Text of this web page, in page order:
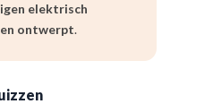
elektrisch
ontwerpt.